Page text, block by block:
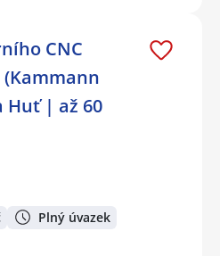
CNC
Huť | až 60
Plný úvazek